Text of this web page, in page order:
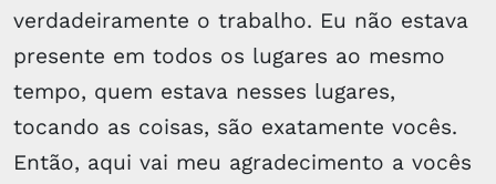
verdadeiramente o trabalho. Eu não estava
presente em todos os lugares ao mesmo
tempo, quem estava nesses lugares,
tocando as coisas, são exatamente vocês.
Então, aqui vai meu agradecimento a vocês